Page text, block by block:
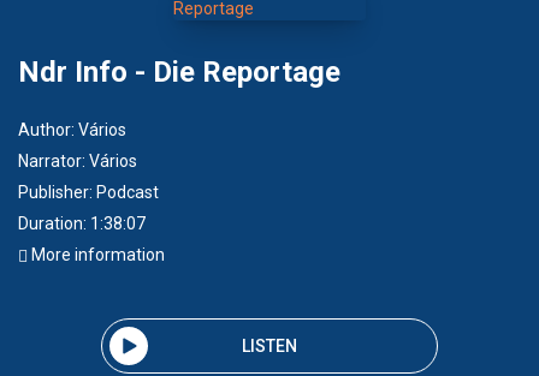
Ndr Info - Die Reportage
Author: Vários
Narrator: Vários
Publisher: Podcast
Duration: 1:38:07
More information
LISTEN